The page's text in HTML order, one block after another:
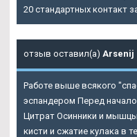
20 стандартных контакт
отзыв оставил(а) Arsenij
Работе выше всякого
эспандером Перед
Цитрат Осинники и
кисти и сжатие кулака в